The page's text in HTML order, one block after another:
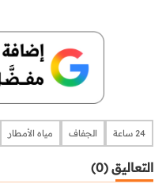
24 ساعة الجفاف مياه الأمطار
التعاليق (0)